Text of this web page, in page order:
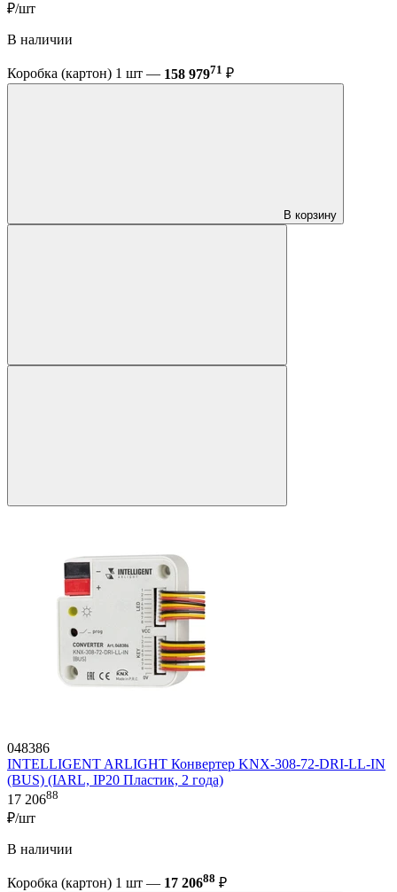
₽/шт
В наличии
Коробка (картон) 1 шт — 158 97971 ₽
В корзину
048386
INTELLIGENT ARLIGHT Конвертер KNX-308-72-DRI-LL-IN
(BUS) (IARL, IP20 Пластик, 2 года)
17 20688
₽/шт
В наличии
Коробка (картон) 1 шт — 17 20688 ₽